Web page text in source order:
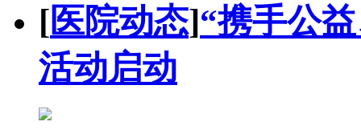
[医院动态]“携手公
活动启动